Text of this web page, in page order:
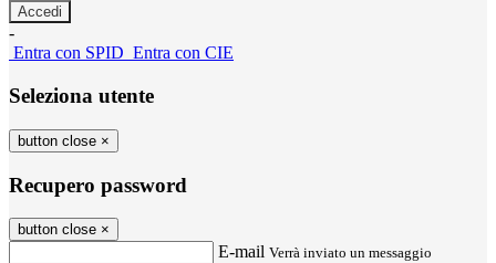
-
Entra con SPID Entra con CIE
Seleziona utente
button close ×
Recupero password
button close ×
E-mail Verrà inviato un messaggio